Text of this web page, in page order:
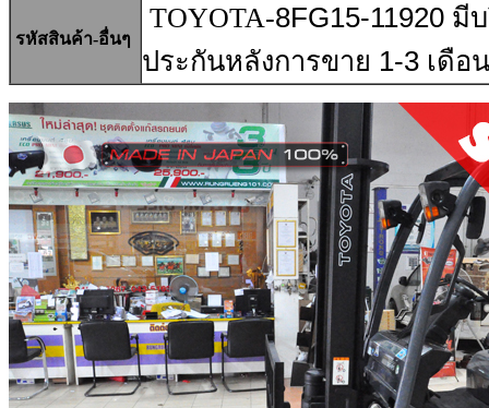
รหัสสินค้า-อื่นๆ
TOYOTA-8FG15-11920 มี
ประกันหลังการขาย 1-3 เดือน